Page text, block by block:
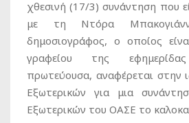
χθεσινή (17/3) συνάντηση που
με τη Ντόρα
δημοσιογράφος, ο οποίος
γραφείου της
πρωτεύουσα, αναφέρεται στην
Εξωτερικών για μια
Εξωτερικών του ΟΑΣΕ το